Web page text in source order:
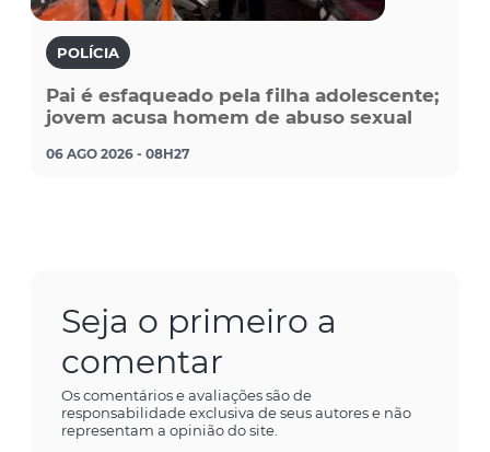
POLÍCIA
Pai é esfaqueado pela filha adolescente;
jovem acusa homem de abuso sexual
06 AGO 2026 - 08H27
Seja o primeiro a
comentar
Os comentários e avaliações são de
responsabilidade exclusiva de seus autores e não
representam a opinião do site.